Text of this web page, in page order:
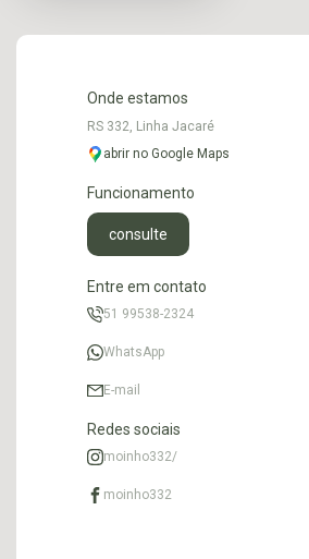
Onde estamos
RS 332, Linha Jacaré
abrir no Google Maps
Funcionamento
consulte
Entre em contato
51 99538-2324
WhatsApp
E-mail
Redes sociais
moinho332/
moinho332